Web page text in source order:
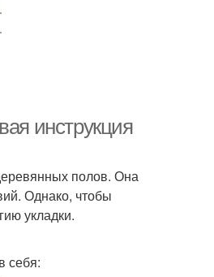
инструкция
полов. Она
Однако, чтобы
укладки.
себя: